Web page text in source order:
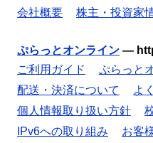
会社概要
株主・投資家
ぷらっとオンライン —
ご利用ガイド
ぷらっと
配送・決済について
よ
個人情報取り扱い方針
IPv6への取り組み
お客